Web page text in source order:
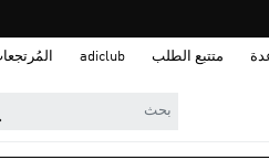
متتبع الطلب adiclub